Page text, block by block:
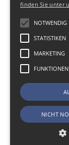
SBS
SBS
Hohe
01187
E-Mail:
ESt-
Start
finden Sie unter
NOTWENDIG
STATISTIKEN
MARKETING
NICHT